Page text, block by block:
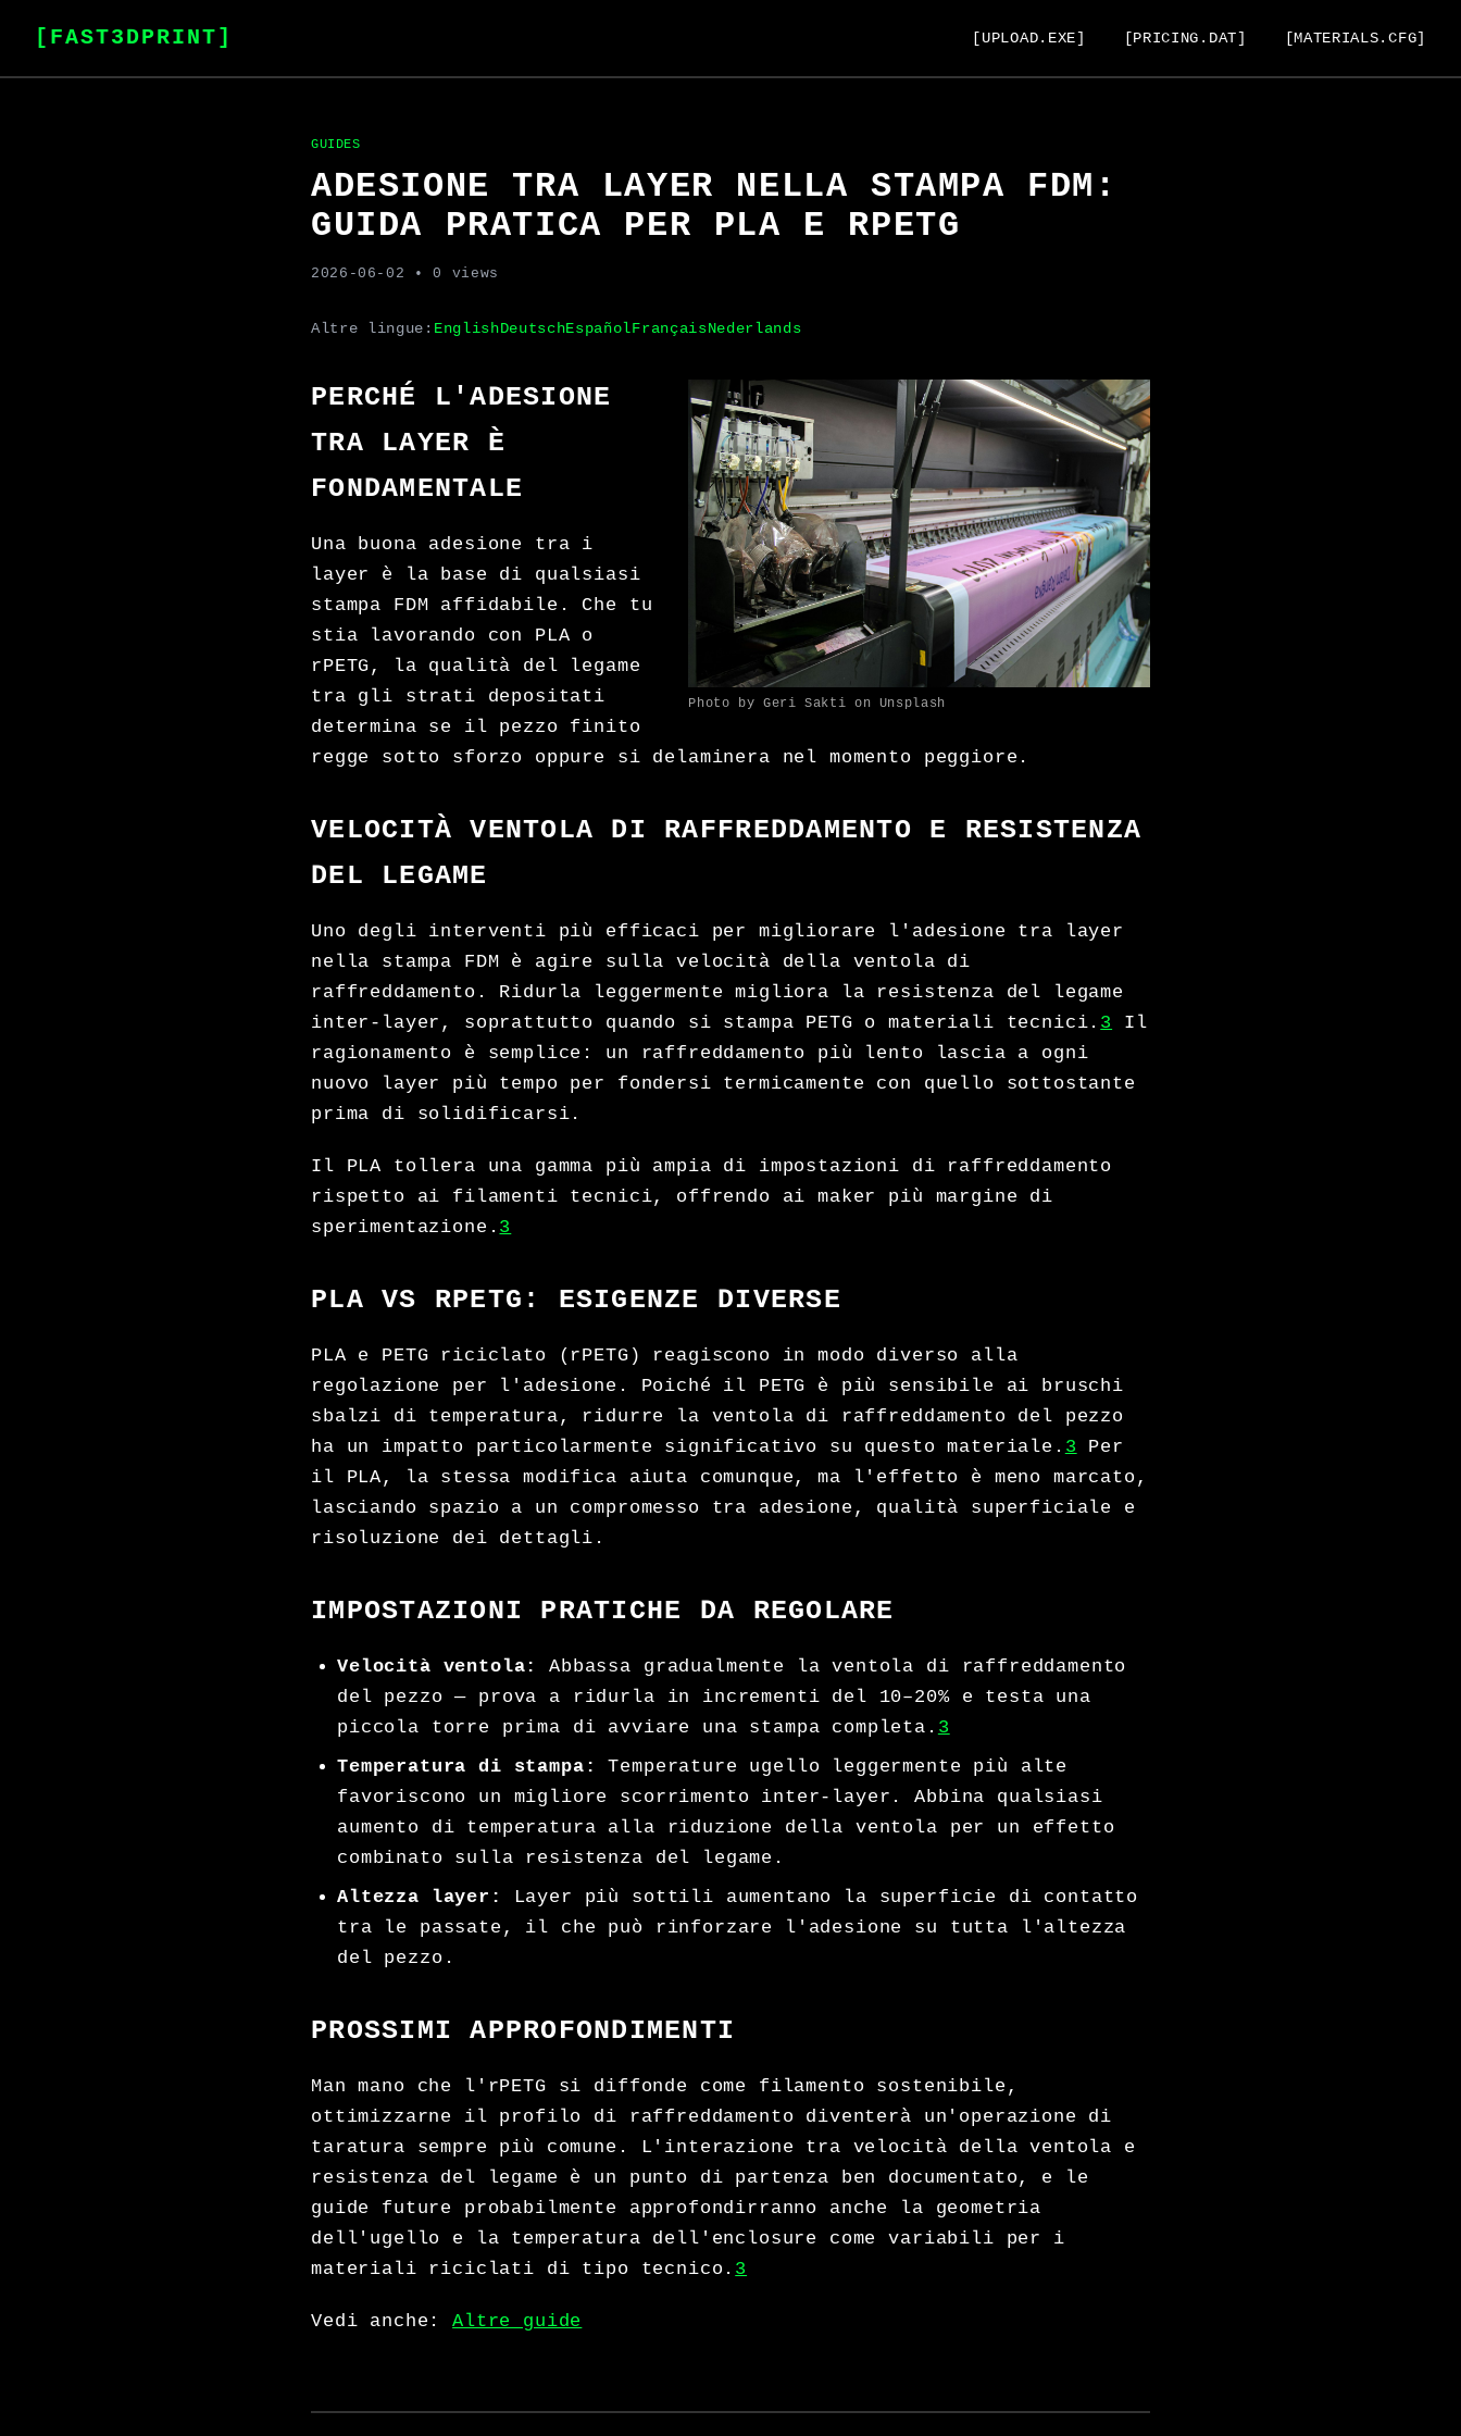
[FAST3DPRINT] [UPLOAD.EXE] [PRICING.DAT] [MATERIALS.CFG]
GUIDES
ADESIONE TRA LAYER NELLA STAMPA FDM:
GUIDA PRATICA PER PLA E RPETG
2026-06-02 • 0 views
Altre lingue: EnglishDeutschEspañolFrançaisNederlands
Photo by Geri Sakti on Unsplash
PERCHÉ L'ADESIONE
TRA LAYER È
FONDAMENTALE
Una buona adesione tra i
layer è la base di qualsiasi
stampa FDM affidabile. Che tu
stia lavorando con PLA o
rPETG, la qualità del legame
tra gli strati depositati
determina se il pezzo finito
regge sotto sforzo oppure si delaminera nel momento peggiore.
VELOCITÀ VENTOLA DI RAFFREDDAMENTO E RESISTENZA
DEL LEGAME
Uno degli interventi più efficaci per migliorare l'adesione tra layer
nella stampa FDM è agire sulla velocità della ventola di
raffreddamento. Ridurla leggermente migliora la resistenza del legame
inter-layer, soprattutto quando si stampa PETG o materiali tecnici. 3
Il
ragionamento è semplice: un raffreddamento più lento lascia a ogni
nuovo layer più tempo per fondersi termicamente con quello sottostante
prima di solidificarsi.
Il PLA tollera una gamma più ampia di impostazioni di raffreddamento
rispetto ai filamenti tecnici, offrendo ai maker più margine di
sperimentazione. 3
PLA VS RPETG: ESIGENZE DIVERSE
PLA e PETG riciclato (rPETG) reagiscono in modo diverso alla
regolazione per l'adesione. Poiché il PETG è più sensibile ai bruschi
sbalzi di temperatura, ridurre la ventola di raffreddamento del pezzo
ha un impatto particolarmente significativo su questo materiale. 3 Per
il PLA, la stessa modifica aiuta comunque, ma l'effetto è meno marcato,
lasciando spazio a un compromesso tra adesione, qualità superficiale e
risoluzione dei dettagli.
IMPOSTAZIONI PRATICHE DA REGOLARE
Velocità ventola:
Abbassa gradualmente la ventola di raffreddamento
del pezzo — prova a ridurla in incrementi del 10–20% e testa una
piccola torre prima di avviare una stampa completa. 3
Temperatura di stampa:
Temperature ugello leggermente più alte
favoriscono un migliore scorrimento inter-layer. Abbina qualsiasi
aumento di temperatura alla riduzione della ventola per un effetto
combinato sulla resistenza del legame.
Altezza layer:
Layer più sottili aumentano la superficie di contatto
tra le passate, il che può rinforzare l'adesione su tutta l'altezza
del pezzo.
PROSSIMI APPROFONDIMENTI
Man mano che l'rPETG si diffonde come filamento sostenibile,
ottimizzarne il profilo di raffreddamento diventerà un'operazione di
taratura sempre più comune. L'interazione tra velocità della ventola e
resistenza del legame è un punto di partenza ben documentato, e le
guide future probabilmente approfondirranno anche la geometria
dell'ugello e la temperatura dell'enclosure come variabili per i
materiali riciclati di tipo tecnico. 3
Vedi anche:Altre guide